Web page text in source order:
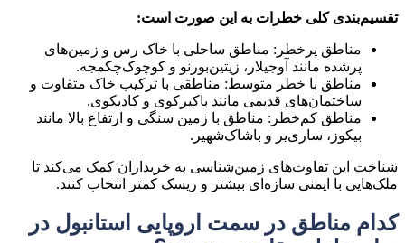
تقسیم‌بندی کلی خطرات به این صورت است:
مناطق پرخطر: مناطق ساحلی با خاک رس و زمین‌های
پرشده مانند آوجیلار، زیتین‌بورنو و کوچوک‌چکمجه.
مناطق با خطر متوسط: مناطقی با ترکیب خاک متفاوت و
ساختمان‌های قدیمی مانند باکیرکوی و کادیکوی.
مناطق کم‌خطر: مناطق با زمین سنگی و ارتفاع بالا مانند
بیکوز، ساری‌یر و باشاک‌شهیر.
شناخت این تفاوت‌های زمین‌شناسی به خریداران کمک می‌کند تا
ملک‌هایی با ایمنی سازه‌ای بیشتر و ریسک کمتر
انتخاب کنند.
کدام مناطق در سمت اروپایی استانبول در